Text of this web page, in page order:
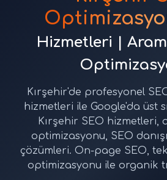
Hizmetleri |
Kırşehir'de profesyonel
hizmetleri ile Google'da üst
Kırşehir SEO hizmetleri,
optimizasyonu, SEO
çözümleri. On-page SEO,
optimizasyonu ile organik